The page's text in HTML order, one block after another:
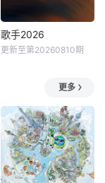
歌手2026
更新至第20260810期
更多